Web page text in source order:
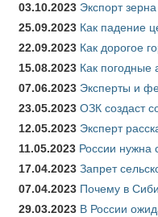
03.10.2023 Экспорт
25.09.2023 Как падение
22.09.2023 Как дорогое
15.08.2023 Как погодные
07.06.2023 Эксперты и
23.05.2023 ОЗК создаст
12.05.2023 Эксперт
11.05.2023 России нужна
17.04.2023 Запрет
07.04.2023 Почему в
29.03.2023 В России